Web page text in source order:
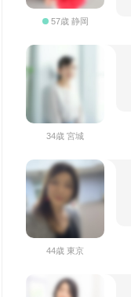
57歳 静岡
34歳 宮城
44歳 東京